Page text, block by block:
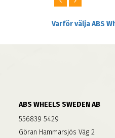
Varför välja ABS
ABS WHEELS SWEDEN AB
556839 5429
Göran Hammarsjös Väg 2